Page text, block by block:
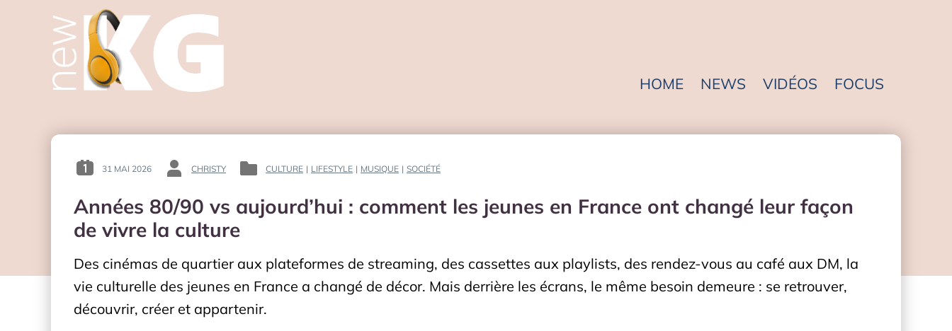
HOME NEWS VIDÉOS FOCUS
POSTED
31 MAI 2026
BY
CHRISTY
POSTED
CULTURE | LIFESTYLE | MUSIQUE | SOCIÉTÉ
Années 80/90 vs aujourd’hui : comment les jeunes en France ont changé leur façon
de vivre la culture
Des cinémas de quartier aux plateformes de streaming, des cassettes aux playlists, des rendez-vous au café aux DM, la
vie culturelle des jeunes en France a changé de décor. Mais derrière les écrans, le même besoin demeure : se retrouver,
découvrir, créer et appartenir.